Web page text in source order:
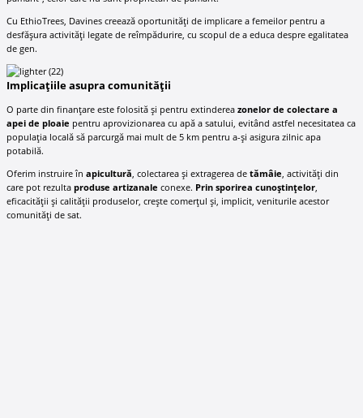
Cu EthioTrees, Davines creează oportunități de implicare a femeilor pentru a
desfășura activități legate de reîmpădurire, cu scopul de a educa despre egalitatea
de gen.
Implicațiile asupra comunității
O parte din finanțare este folosită și pentru extinderea zonelor de colectare a
apei de ploaie pentru aprovizionarea cu apă a satului, evitând astfel necesitatea ca
populația locală să parcurgă mai mult de 5 km pentru a-și asigura zilnic apa
potabilă.
Oferim instruire în apicultură , colectarea și extragerea de tămâie , activități din
care pot rezulta produse artizanale conexe. Prin sporirea cunoștințelor
eficacității și calității produselor, crește comerțul și, implicit, veniturile acestor
comunități de sat.